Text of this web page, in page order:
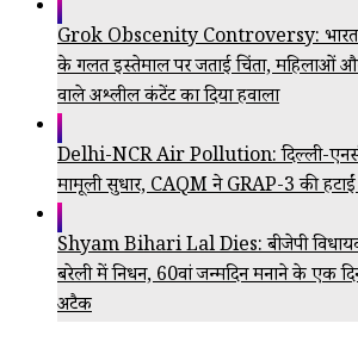
Grok Obscenity Controversy: भारत
के गलत इस्तेमाल पर जताई चिंता, महिलाओं
वाले अश्लील कंटेंट का दिया हवाला
Delhi-NCR Air Pollution: दिल्ली-
मामूली सुधार, CAQM ने GRAP-3 की हटाईं
Shyam Bihari Lal Dies: बीजेपी विधायक
बरेली में निधन, 60वां जन्मदिन मनाने के एक
अटैक